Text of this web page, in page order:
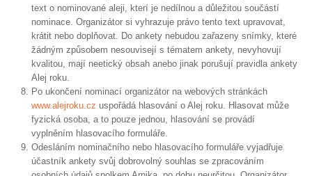
text o nominované aleji, kterí je nedílnou a důležitou součástí
nominace. Organizátor si vyhrazuje právo tento text upravovat,
krátit nebo doplňovat. Do ankety nebudou zařazeny snímky, které
žádným způsobem nesouvisejí s tématem ankety, nevyhovují
kvalitou, mají neetický obsah anebo jinak porušují pravidla ankety
Alej roku.
Po ukončení nominací organizátor na webových stránkách
www.alejroku.cz uspořádá hlasování o Alej roku. Hlasovat může
fyzická osoba, a to pouze jednou, hlasování se provádí
vyplněním hlasovacího formuláře.
Odesláním nominačního nebo hlasovacího formuláře vyjadřuje
účastník ankety svůj dobrovolný souhlas se zpracováním